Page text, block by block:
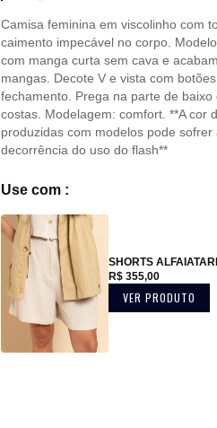
Camisa feminina em viscolinho com
caimento impecável no corpo.
com manga curta sem cava e
mangas. Decote V e vista com
fechamento. Prega na parte de baixo
costas. Modelagem: comfort. **A cor
produzidas com modelos pode sofrer
decorrência do uso do flash**
Use com :
SHORTS
R$ 355,00
VER PRODUTO